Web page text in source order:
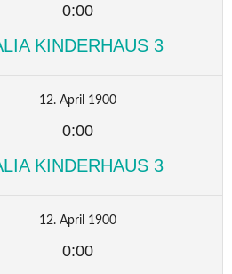
0:00
KINDERHAUS 3
12. April 1900
0:00
KINDERHAUS 3
12. April 1900
0:00